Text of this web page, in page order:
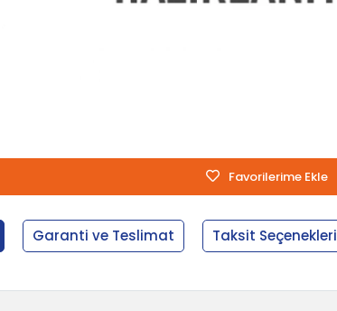
Favorilerime Ekle
Garanti ve Teslimat Taksit Seçenekleri